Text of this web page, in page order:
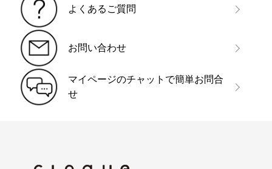
よくあるご質問
お問い合わせ
マイページのチャットで簡単お問合
せ